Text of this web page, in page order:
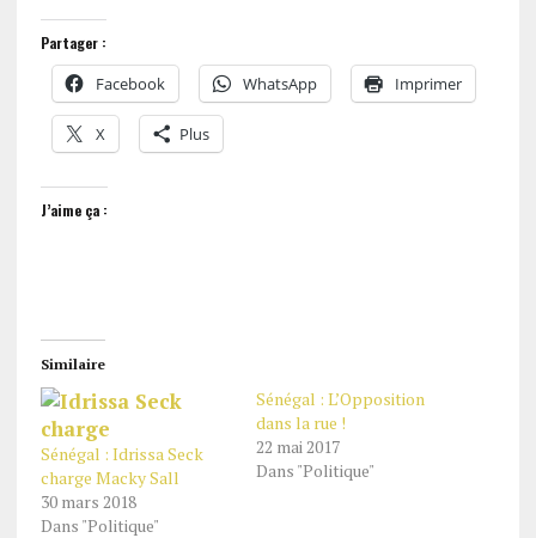
Partager :
Facebook WhatsApp Imprimer
X Plus
J’aime ça :
Similaire
Sénégal : Idrissa Seck
charge Macky Sall
30 mars 2018
Dans "Politique"
Sénégal : L’Opposition
dans la rue !
22 mai 2017
Dans "Politique"